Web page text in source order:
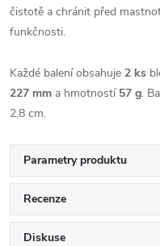
čistotě a chránit před
funkčnosti.
Každé balení obsahuje 2 ks
227 mm a hmotností 57 g.
2,8 cm.
Parametry produktu
Recenze
Diskuse